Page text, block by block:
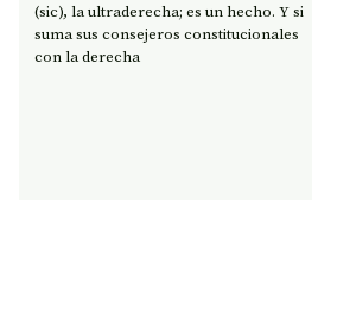
(sic), la ultraderecha; es un hecho. Y si
suma sus consejeros constitucionales
con la derecha